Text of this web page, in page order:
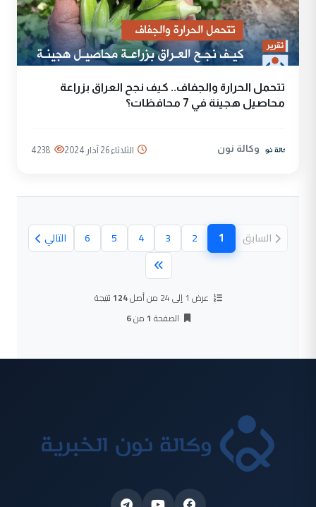
تتحمل الحرارة والجفاف.. كيف نجح العراق بزراعة
محاصيل هجينة في 7 محافظات؟
وكالة نون الثلاثاء 26 آذار 2024 4238
السابق 1
(الصفحة الحالية)
2
3
4
5
6 التالي
عرض 1 إلى 24 من أصل 124نتيجة
الصفحة 1من6